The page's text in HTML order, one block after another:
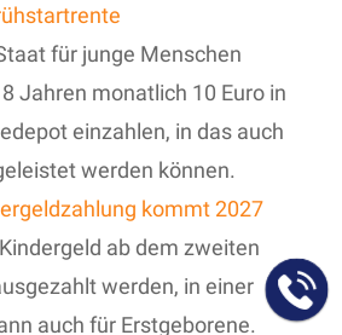
für junge Menschen
Jahren monatlich 10 Euro in
einzahlen, in das auch
werden können.
kommt 2027
ab dem zweiten
werden, in einer
auch für Erstgeborene.